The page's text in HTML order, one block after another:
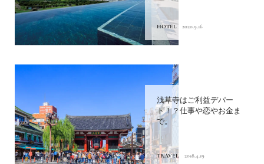
HOTEL 2020.9.16
浅草寺はご利益デパー
ト！？仕事や恋やお金ま
で。
TRAVEL 2018.4.19